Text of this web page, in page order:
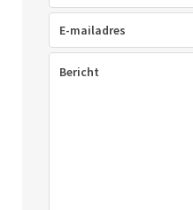
mailadres(Vereist)